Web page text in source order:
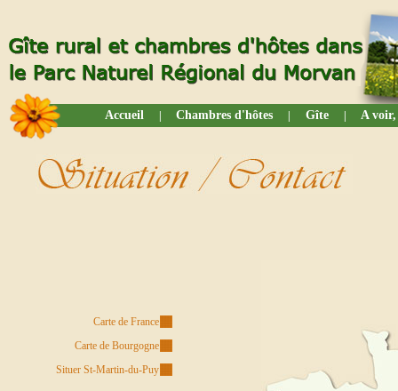
Accueil Chambres d'hôtes Gîte A
Carte de France
Carte de Bourgogne
Situer St-Martin-du-Puy